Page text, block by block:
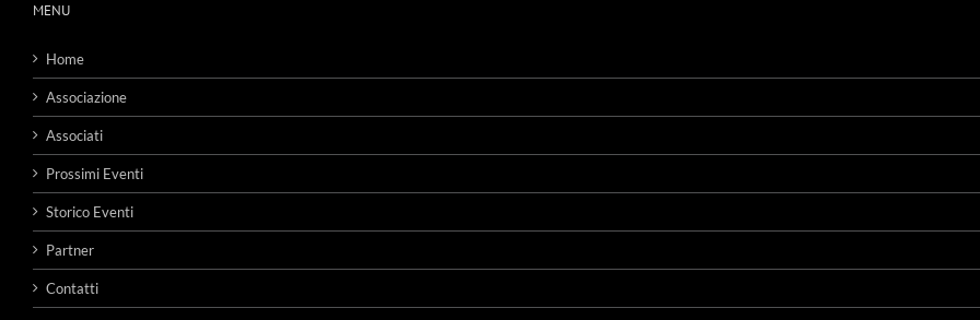
MENU
Home
Associazione
Associati
Prossimi Eventi
Storico Eventi
Partner
Contatti